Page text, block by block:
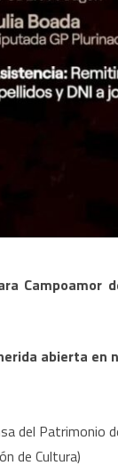
Campoamor
abierta en
del Patrimonio
de Cultura)